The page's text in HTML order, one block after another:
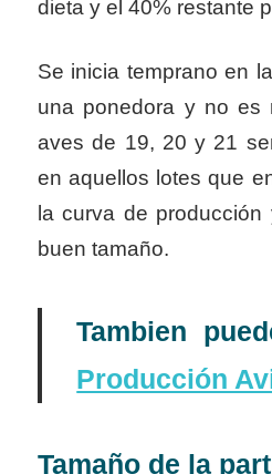
dieta y el 40% restante
Se inicia temprano en
una ponedora y no es
aves de 19, 20 y 21
en aquellos lotes que
lacurva de
buen tamaño.
Tambien
Producción
Tamaño de la